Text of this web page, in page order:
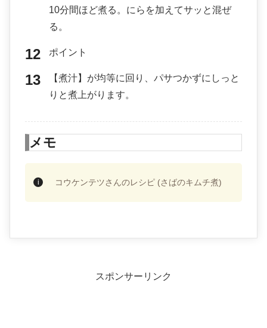
10分間ほど煮る。にらを加えてサッと混ぜ
る。
ポイント
【煮汁】が均等に回り、パサつかずにしっと
りと煮上がります。
メモ
コウケンテツさんのレシピ (さばのキムチ煮)
スポンサーリンク